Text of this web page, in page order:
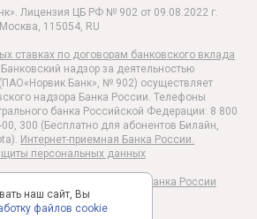
Лицензия ЦБ РФ № 902 от 09.08.2022 г.
Москва, 115054, RU
ставках по договорам банковского вклада
Банковский надзор за деятельностью
Банк», № 902) осуществляет
надзора Банка России. Телефоны
банка Российской Федерации: 8 800
300 (Бесплатно для абонентов Билайн,
Интернет-приемная Банка России.
персональных данных
соответствии c Указанием Банка России
наш сайт, Вы
файлов cookie